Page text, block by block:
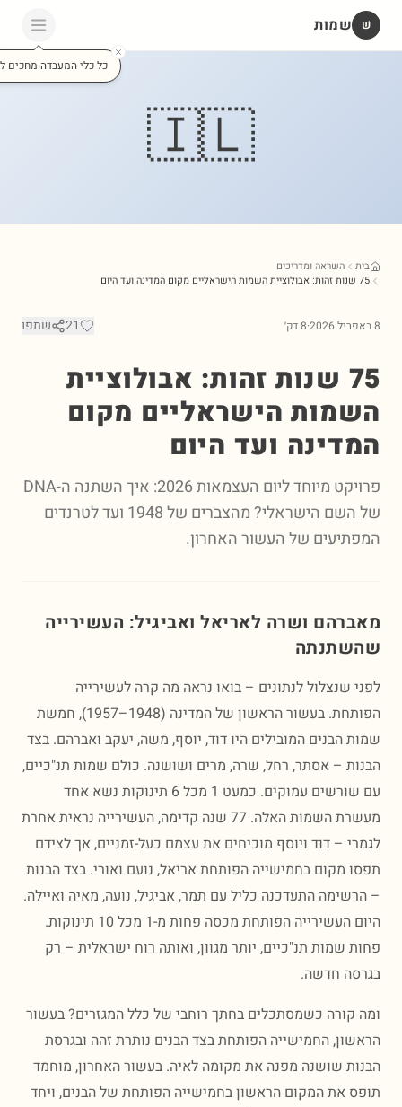
שמות
כל כלי המעבדה מחכים לכם כאן
🇮🇱
השראה ומדריכים
·8 דק׳ שתפו
75 שנות זהות: אבולוציית
הישראליים מקום
ועד היום
פרויקט מיוחד ליום העצמאות 2026: איך השתנה ה-DNA
של השם הישראלי? מהצברים של 1948 ועד לטרנדים
של העשור האחרון.
ושרה לאריאל ואביגיל: העשירייה
שנצלול לנתונים – בואו נראה מה קרה לעשירייה
הפותחת. בעשור הראשון של המדינה (1948–1957), חמשת
הבנים המובילים היו דוד, יוסף, משה, יעקב ואברהם. בצד
– אסתר, רחל, שרה, מרים ושושנה. כולם שמות תנ"כיים,
עם שורשים עמוקים. כמעט 1 מכל 6 תינוקות נשא אחד
מעשרת השמות האלה. 77 שנה קדימה, העשירייה נראית אחרת
– דוד ויוסף מוכיחים את עצמם כעל-זמניים, אך לצידם
מקום בחמישייה הפותחת אריאל, נועם ואורי. בצד הבנות
התעדכנה כליל עם תמר, אביגיל, נועה, מאיה ואיילה.
היום העשירייה הפותחת מכסה פחות מ-1 מכל 10 תינוקות.
שמות תנ"כיים, יותר מגוון, ואותה רוח ישראלית – רק
חדשה.
כשמסתכלים בחתך רוחבי של כלל המגזרים? בעשור
החמישייה הפותחת בצד הבנים נותרת זהה ובגרסת
שושנה מפנה את מקומה לאיה. בעשור האחרון, מוחמד
את המקום הראשון בחמישייה הפותחת של הבנים, ויחד